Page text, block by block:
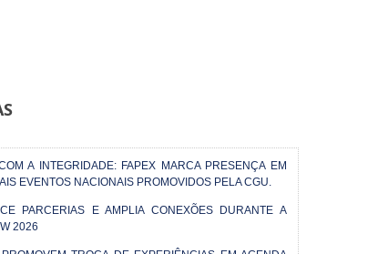
A INTEGRIDADE: FAPEX MARCA PRESENÇA EM
EVENTOS NACIONAIS PROMOVIDOS PELA CGU.
PARCERIAS E AMPLIA CONEXÕES DURANTE A
2026